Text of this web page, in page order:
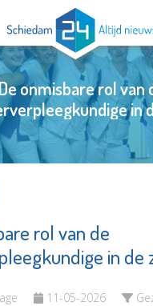
onmisbare rol van
in
rol van de
in de
11-05-2026